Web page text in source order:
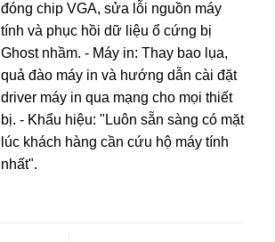
đóng chip VGA, sửa lỗi nguồn máy
tính và phục hồi dữ liệu ổ cứng bị
Ghost nhầm. - Máy in: Thay bao lụa,
quả đào máy in và hướng dẫn cài đặt
driver máy in qua mạng cho mọi thiết
bị. - Khẩu hiệu: "Luôn sẵn sàng có mặt
lúc khách hàng cần cứu hộ máy tính
nhất".